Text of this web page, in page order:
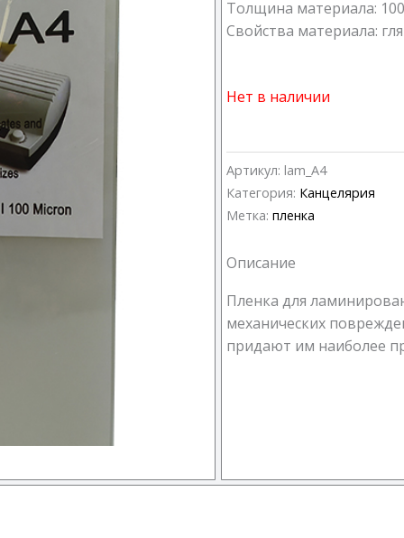
Толщина материала:
Свойства материала:
Нет в наличии
Артикул: lam_A4
Категория: Канцелярия
Метка: пленка
Описание
Пленка для
механических
придают им наиболее